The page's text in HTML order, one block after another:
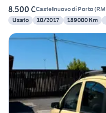
8.500 €Castelnuovo di Porto(RM
Usato
10/2017 189000 Km